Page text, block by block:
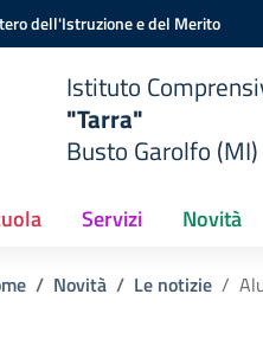
dell'Istruzione e del Merito
Istituto
"Tarra"
Busto Garolfo (MI)
Servizi Novità
Novità Le notizie